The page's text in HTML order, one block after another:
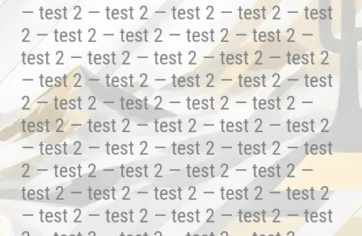
— test 2 — test 2 — test 2 — test 2 — test
2 — test 2 — test 2 — test 2 — test 2 —
test 2 — test 2 — test 2 — test 2 — test 2
— test 2 — test 2 — test 2 — test 2 — test
2 — test 2 — test 2 — test 2 — test 2 —
test 2 — test 2 — test 2 — test 2 — test 2
— test 2 — test 2 — test 2 — test 2 — test
2 — test 2 — test 2 — test 2 — test 2 —
test 2 — test 2 — test 2 — test 2 — test 2
— test 2 — test 2 — test 2 — test 2 — test